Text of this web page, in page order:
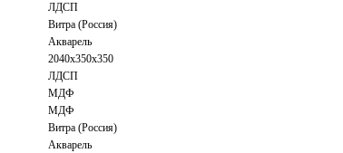
ЛДСП
Витра (Россия)
Акварель
2040x350x350
ЛДСП
МДФ
МДФ
Витра (Россия)
Акварель